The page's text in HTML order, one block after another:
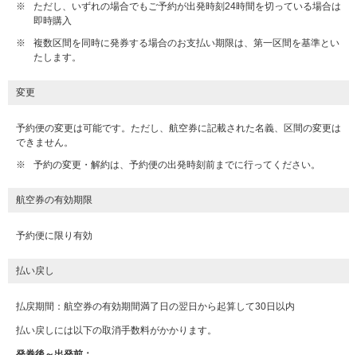
※
ただし、いずれの場合でもご予約が出発時刻24時間を切っている場合は
即時購入
※
複数区間を同時に発券する場合のお支払い期限は、第一区間を基準とい
たします。
変更
予約便の変更は可能です。ただし、航空券に記載された名義、区間の変更は
できません。
※
予約の変更・解約は、予約便の出発時刻前までに行ってください。
航空券の有効期限
予約便に限り有効
払い戻し
払戻期間：航空券の有効期間満了日の翌日から起算して30日以内
払い戻しには以下の取消手数料がかかります。